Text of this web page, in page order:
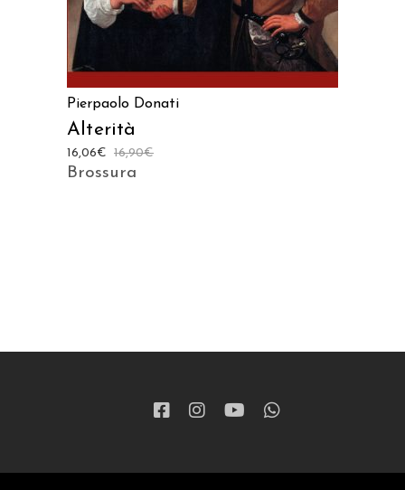
Pierpaolo Donati
Alterità
16,90€
16,06€
Brossura